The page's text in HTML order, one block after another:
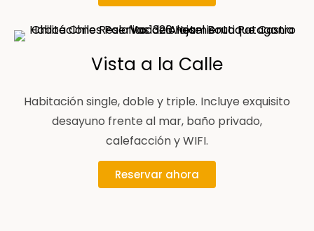
Vista a la Calle
Habitación single, doble y triple. Incluye exquisito
desayuno frente al mar, baño privado,
calefacción y WIFI.
Reservar ahora